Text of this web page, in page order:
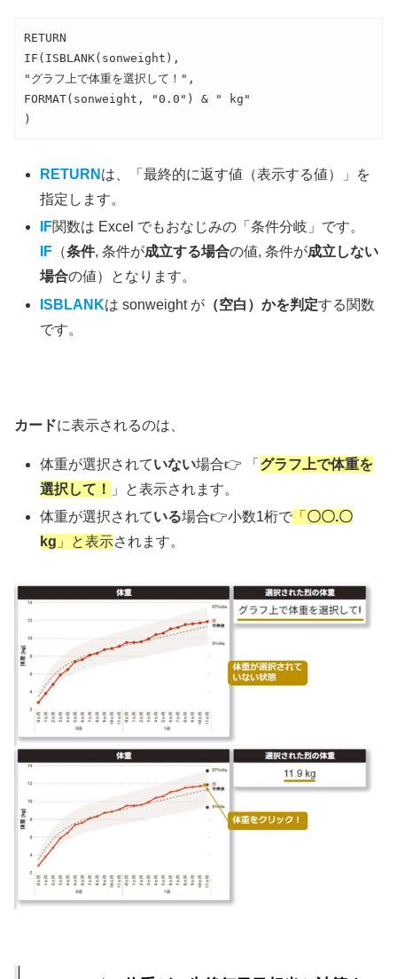
RETURN
IF(ISBLANK(sonweight),
"グラフ上で体重を選択して！",
FORMAT(sonweight, "0.0") & " kg"
)
RETURN は、「最終的に返す値（表示する値）」を
指定します。
IF関数は Excel でもおなじみの「条件分岐」です。
IF （条件, 条件が成立する場合の値, 条件が成立しない
場合の値）となります。
ISBLANKは sonweight が （空白）かを判定する関数
です。
カードに表示されるのは、
体重が選択されていない場合👉 「 グラフ上で体重を
選択して！
」と表示されます。
体重が選択されている場合👉小数1桁で 「 〇〇.〇
kg 」と表示されます。